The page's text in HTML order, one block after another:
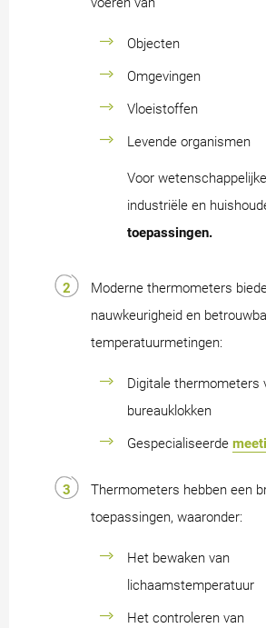
Objecten
Omgevingen
Vloeistoffen
Levende organismen
Voor
industriële en
toepassingen.
Moderne thermometers
nauwkeurigheid en
temperatuurmetingen:
Digitale thermometers
bureauklokken
Gespecialiseerde
Thermometers hebben een
toepassingen, waaronder:
Het bewaken van
lichaamstemperatuur
Het controleren van